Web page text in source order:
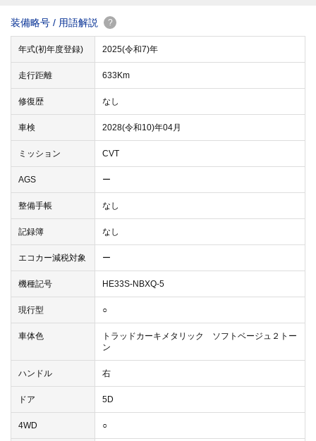
装備略号 / 用語解説 ?
年式(初年度登録) 2025(令和7)年
走行距離 633Km
修復歴 なし
車検 2028(令和10)年04月
ミッション CVT
AGS ー
整備手帳 なし
記録簿 なし
エコカー減税対象 ー
機種記号 HE33S-NBXQ-5
現行型 ○
車体色
トラッドカーキメタリック ソフトベージュ２トー
ン
ハンドル 右
ドア 5D
4WD ○